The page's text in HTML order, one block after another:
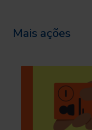
Mais ações